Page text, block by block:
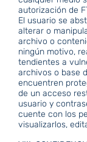
autorización de
El usuario se
alterar o
archivo o
ningún motivo,
tendientes a
archivos o base
encuentren
de un acceso
usuario y
cuente con los
visualizarlos,